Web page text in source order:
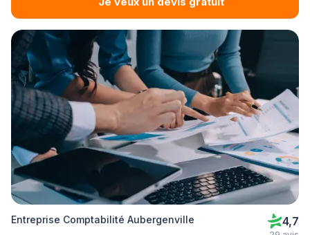
Entreprise Comptabilité Aubergenville 4,7